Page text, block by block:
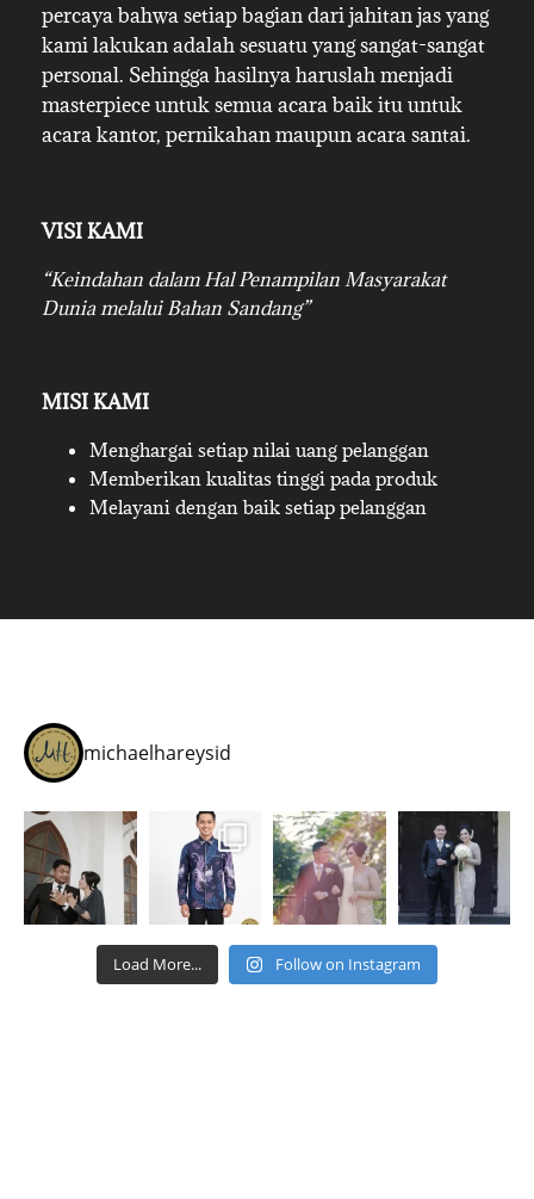
percaya bahwa setiap bagian dari jahitan jas yang
kami lakukan adalah sesuatu yang sangat-sangat
personal. Sehingga hasilnya haruslah menjadi
masterpiece untuk semua acara baik itu untuk
acara kantor, pernikahan maupun acara santai.
VISI KAMI
“Keindahan dalam Hal Penampilan Masyarakat
Dunia melalui Bahan Sandang”
MISI KAMI
Menghargai setiap nilai uang pelanggan
Memberikan kualitas tinggi pada produk
Melayani dengan baik setiap pelanggan
michaelhareysid
Load More... Follow on Instagram